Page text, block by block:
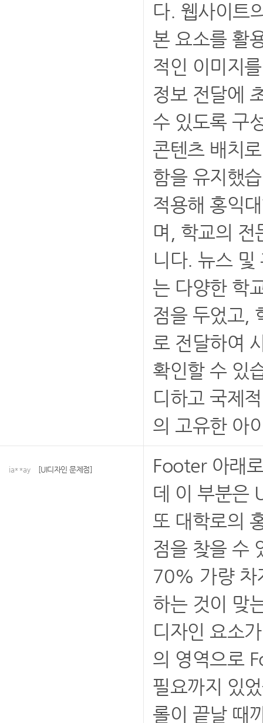
다. 웹사이트
본 요소를 활
적인 이미지
정보 전달에
수 있도록 구
콘텐츠 배치
함을 유지했
적용해 홍익
며, 학교의 전
니다. 뉴스 및
는 다양한 학
점을 두었고,
로 전달하여
확인할 수 있
디하고 국제
의 고유한 아
ia**ay [UI디자인 문제점]
Footer 아래
데 이 부분은
또 대학로의
점을 찾을 수
70% 가량 차
하는 것이 맞
디자인 요소
의 영역으로
필요까지 있
롤이 끝날 때